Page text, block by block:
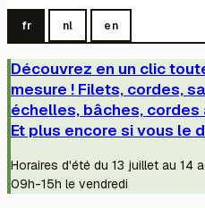
fr nl en
Découvrez en un clic
mesure ! Filets, cordes,
échelles, bâches, cordes
Et plus encore si vous le
Horaires d'été du 13 juillet au 14
09h-15h le vendredi